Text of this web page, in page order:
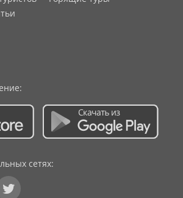
сетях: